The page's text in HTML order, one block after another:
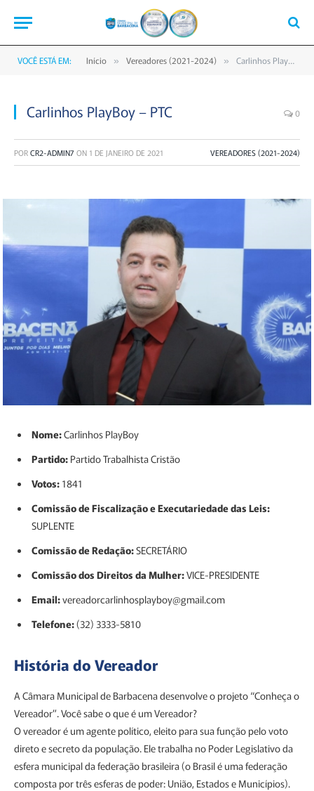
VOCÊ ESTÁ EM: Início » Vereadores (2021-2024) » Carlinhos PlayBoy – PTC
Carlinhos PlayBoy – PTC 0
PORCR2-ADMIN7 ON 1 DE JANEIRO DE 2021 VEREADORES (2021-2024)
Nome:Carlinhos PlayBoy
Partido: Partido Trabalhista Cristão
Votos: 1841
Comissão de Fiscalização e Executariedade das Leis:
SUPLENTE
Comissão de Redação:SECRETÁRIO
Comissão dos Direitos da Mulher:VICE-PRESIDENTE
Email:vereadorcarlinhosplayboy@gmail.com
Telefone:(32) 3333-5810
História do Vereador
A Câmara Municipal de Barbacena desenvolve o projeto “Conheça o
Vereador”. Você sabe o que é um Vereador?
O vereador é um agente político, eleito para sua função pelo voto
direto e secreto da população. Ele trabalha no Poder Legislativo da
esfera municipal da federação brasileira (o Brasil é uma federação
composta por três esferas de poder: União, Estados e Municípios).